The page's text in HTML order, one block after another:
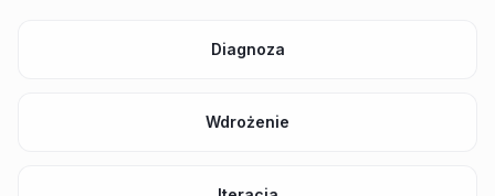
Diagnoza
Wdrożenie